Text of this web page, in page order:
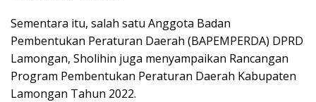
Sementara itu, salah satu Anggota Badan
Pembentukan Peraturan Daerah (BAPEMPERDA) DPRD
Lamongan, Sholihin juga menyampaikan Rancangan
Program Pembentukan Peraturan Daerah Kabupaten
Lamongan Tahun 2022.